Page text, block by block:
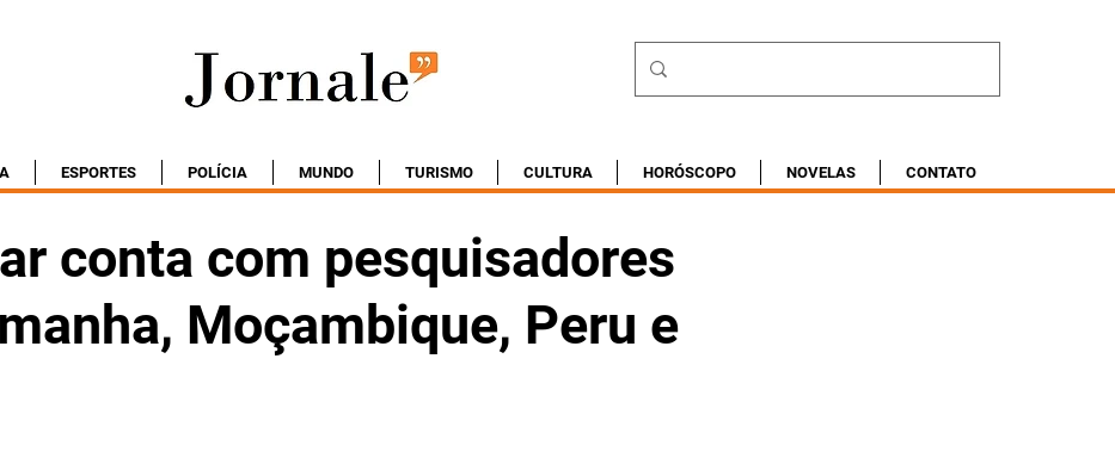
ESPORTES POLÍCIA MUNDO TURISMO CULTURA HORÓSCOPO NOVELAS CONTATO
conta com pesquisadores
Moçambique, Peru e